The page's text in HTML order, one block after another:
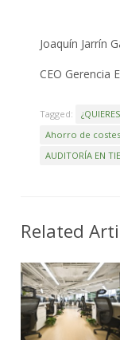
Joaquín Jarrín
CEO Gerencia
Tagged:
Ahorro de
AUDITORÍA EN
Related